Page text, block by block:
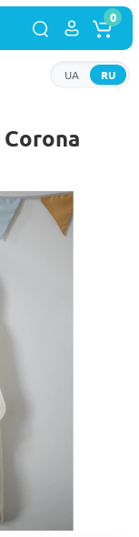
RU
UA
0